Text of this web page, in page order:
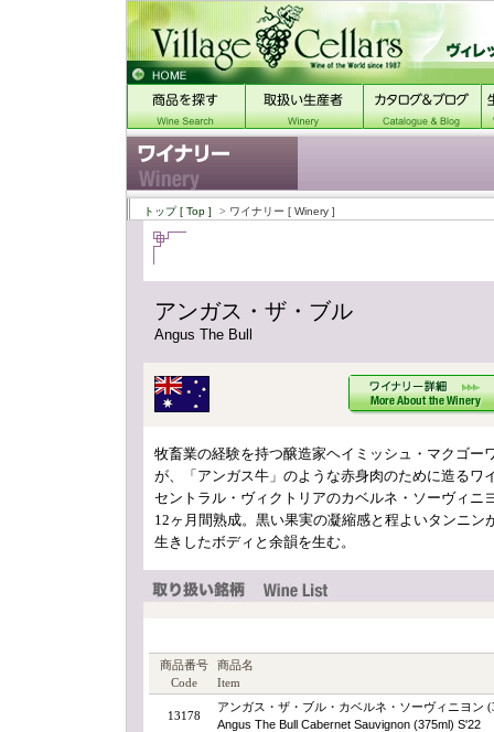
トップ[ Top ] > ワイナリー [ Winery ]
アンガス・ザ・ブル
Angus The Bull
牧畜業の経験を持つ醸造家ヘイミッシュ・マクゴー
が、「アンガス牛」のような赤身肉のために造るワ
セントラル・ヴィクトリアのカベルネ・ソーヴィニ
12ヶ月間熟成。黒い果実の凝縮感と程よいタンニン
生きしたボディと余韻を生む。
商品番号
Code
商品名
Item
13178
アンガス・ザ・ブル・カベルネ・ソーヴィニヨン
Angus The Bull Cabernet Sauvignon (375ml) S'22